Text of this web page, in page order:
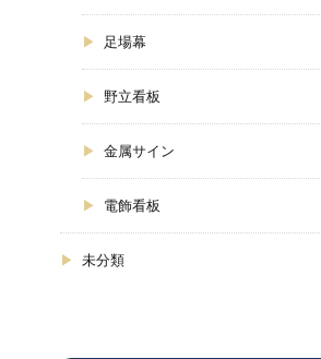
足場幕
野立看板
金属サイン
電飾看板
未分類